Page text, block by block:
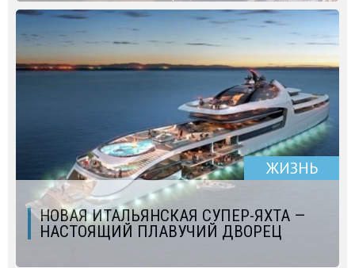
ЖИЗНЬ
НОВАЯ ИТАЛЬЯНСКАЯ СУПЕР-ЯХТА —
НАСТОЯЩИЙ ПЛАВУЧИЙ ДВОРЕЦ